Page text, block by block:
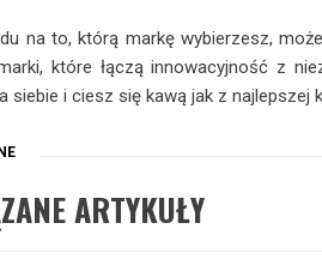
na to, którą markę wybierzesz,
które łączą innowacyjność z
siebie i ciesz się kawą jak z najlepszej
ARTYKUŁY